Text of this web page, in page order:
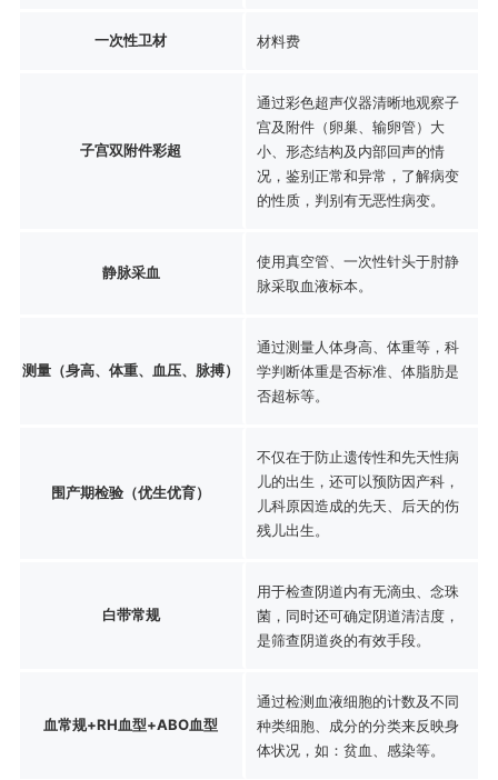
一次性卫材 材料费
子宫双附件彩超
通过彩色超声仪器清晰地观察子
宫及附件（卵巢、输卵管）大
小、形态结构及内部回声的情
况，鉴别正常和异常，了解病变
的性质，判别有无恶性病变。
静脉采血
使用真空管、一次性针头于肘静
脉采取血液标本。
测量（身高、体重、血压、脉搏）
通过测量人体身高、体重等，科
学判断体重是否标准、体脂肪是
否超标等。
围产期检验（优生优育）
不仅在于防止遗传性和先天性病
儿的出生，还可以预防因产科，
儿科原因造成的先天、后天的伤
残儿出生。
白带常规
用于检查阴道内有无滴虫、念珠
菌，同时还可确定阴道清洁度，
是筛查阴道炎的有效手段。
血常规+RH血型+ABO血型
通过检测血液细胞的计数及不同
种类细胞、成分的分类来反映身
体状况，如：贫血、感染等。